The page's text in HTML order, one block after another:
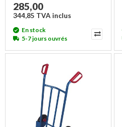
285,00
344,85 TVA inclus
En stock
5-7 jours ouvrés